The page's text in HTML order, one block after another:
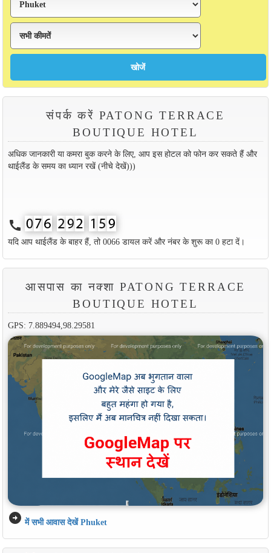
संपर्क करें PATONG TERRACE
BOUTIQUE HOTEL
अधिक जानकारी या कमरा बुक करने के लिए, आप इस होटल को फोन कर सकते हैं और
थाईलैंड के समय का ध्यान रखें (नीचे देखें)))
call
यदि आप थाईलैंड के बाहर हैं, तो 0066 डायल करें और नंबर के शुरू का 0 हटा दें।
आसपास का नक्शा PATONG TERRACE
BOUTIQUE HOTEL
GPS: 7.889494,98.29581
arrow_circle_right में सभी आवास देखें Phuket